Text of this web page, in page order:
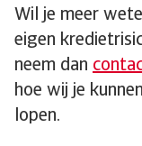
Wil je meer
eigen
neem dan
hoe wij je
lopen.